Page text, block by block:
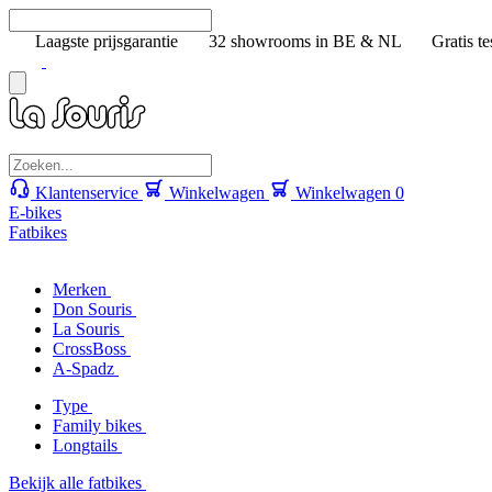
Laagste prijsgarantie 32 showrooms in BE & NL Gratis
Klantenservice Winkelwagen Winkelwagen 0
E-bikes
Fatbikes
Merken
Don Souris
La Souris
CrossBoss
A-Spadz
Type
Family bikes
Longtails
Bekijk alle fatbikes